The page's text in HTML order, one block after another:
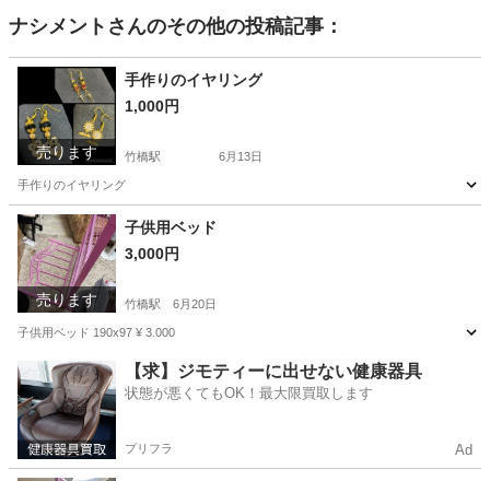
ナシメント さんのその他の投稿記事：
売ります
手作りのイヤリング
1,000円
竹橋駅 6月13日
手作りのイヤリング
東京 千代田区 竹橋駅 その他
売ります
子供用ベッド
3,000円
竹橋駅 6月20日
子供用ベッド 190x97 ¥ 3.000
東京 千代田区 竹橋駅 その他
【求】ジモティーに出せない健康器具
状態が悪くてもOK！最大限買取します
プリフラ Ad